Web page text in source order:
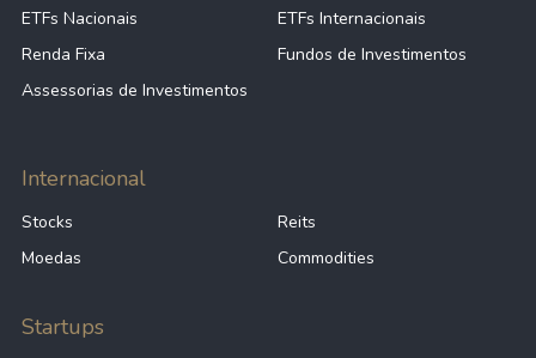
ETFs Nacionais
ETFs Internacionais
Renda Fixa
Fundos de Investimentos
Assessorias de Investimentos
Internacional
Stocks
Reits
Moedas
Commodities
Startups